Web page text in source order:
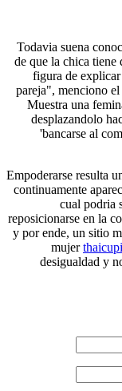
Todavia suena
de que la chica tiene
figura de
pareja", menciono
Muestra una
desplazandolo
'bancarse al
Empoderarse resulta
continuamente
cual podri­a
reposicionarse en la
y por ende, un sitio
mujer
desigualdad y